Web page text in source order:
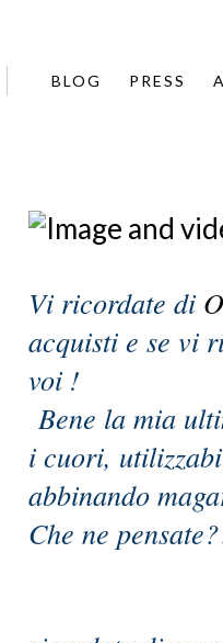
BLOG PRESS
Vi ricordate di
acquisti e se vi
voi !
Bene la mia
i cuori,
abbinando
Che ne